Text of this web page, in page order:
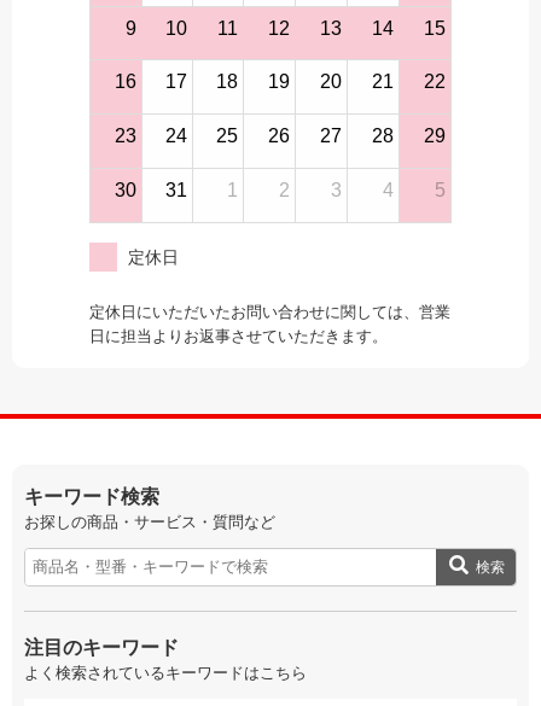
9 10 11 12 13 14 15
16 17 18 19 20 21 22
23 24 25 26 27 28 29
30 31 1 2 3 4 5
定休日
定休日にいただいたお問い合わせに関しては、営業
日に担当よりお返事させていただきます。
キーワード検索
お探しの商品・サービス・質問など
検索
注目のキーワード
よく検索されているキーワードはこちら